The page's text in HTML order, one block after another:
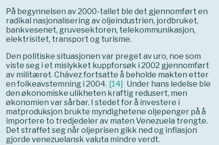
På begynnelsen av 2000-tallet ble det gjennomført en
radikal nasjonalisering av oljeindustrien, jordbruket,
bankvesenet, gruvesektoren, telekommunikasjon,
elektrisitet, transport og turisme.
Den politiske situasjonen var preget av uro, noe som
viste seg i et mislykket kuppforsøk i 2002 gjennomført
av militæret. Chávez fortsatte å beholde makten etter
en folkeavstemning i 2004. [14] Under hans ledelse ble
den økonomiske ulikheten kraftig redusert, men
økonomien var sårbar. I stedet for å investere i
matproduksjon brukte myndighetene oljepenger på å
importere to tredjedeler av maten Venezuela trengte.
Det straffet seg når oljeprisen gikk ned og inflasjon
gjorde venezuelansk valuta mindre verdt.